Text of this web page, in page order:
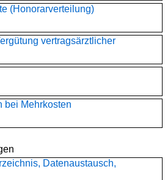
(Honorarverteilung)
vertragsärztlicher
bei Mehrkosten
Datenaustausch,